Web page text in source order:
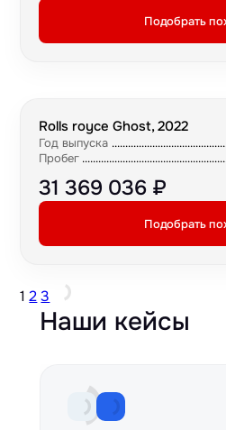
Подобрать
Rolls royce Ghost, 2022
Год выпуска
Пробег
31 369 036 ₽
Подобрать
1 2 3
Наши кейсы